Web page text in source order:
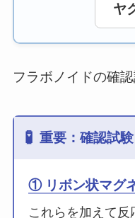
ヤ
フラボノイドの確
🧪 重要：確認試験
① リボン状マグ
これらを加えて